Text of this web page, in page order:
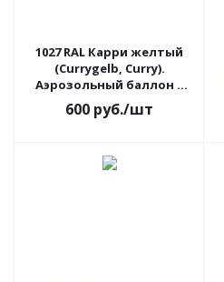
1027 RAL Карри желтый
(Currygelb, Curry).
Аэрозольный баллон с
краской
600 руб./шт